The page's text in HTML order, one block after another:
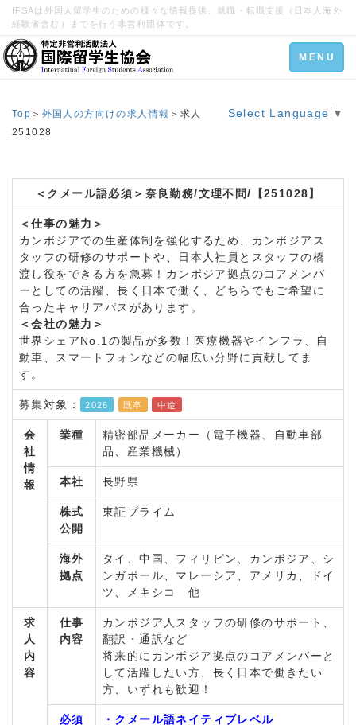
IFSAは外国人留学生のための様々な情報提供、就職・転職支援（日本人海外
経験者含む）までを行う非営利団体です。
Toggle
navigation
MENU
Select Language ▼
Top ＞ 外国人の方向けの求人情報 ＞求人
251028
＜クメール語必須＞奈良勤務/文理不問/【251028】
＜仕事の魅力＞
カンボジアでの生産体制を強化するため、カンボジアス
タッフの研修のサポートや、日本人社員とスタッフの橋
渡し役をできる方を急募！カンボジア拠点のコアメンバ
ーとしての活躍、長く日本で働く、どちらでもご希望に
合ったキャリアパスがあります。
＜会社の魅力＞
世界シェアNo.1の製品が多数！医療機器やインフラ、自
動車、スマートフォンなどの幅広い分野に貢献してま
す。
募集対象： 2026 既卒 中途
会
社
情
報
業種
精密部品メーカー（電子機器、自動車部
品、産業機械）
本社 長野県
株式
公開
東証プライム
海外
拠点
タイ、中国、フィリピン、カンボジア、シ
ンガポール、マレーシア、アメリカ、ドイ
ツ、メキシコ 他
求
人
内
容
仕事
内容
カンボジア人スタッフの研修のサポート、
翻訳・通訳など
将来的にカンボジア拠点のコアメンバーと
して活躍したい方、長く日本で働きたい
方、いずれも歓迎！
必須
・クメール語ネイティブレベル